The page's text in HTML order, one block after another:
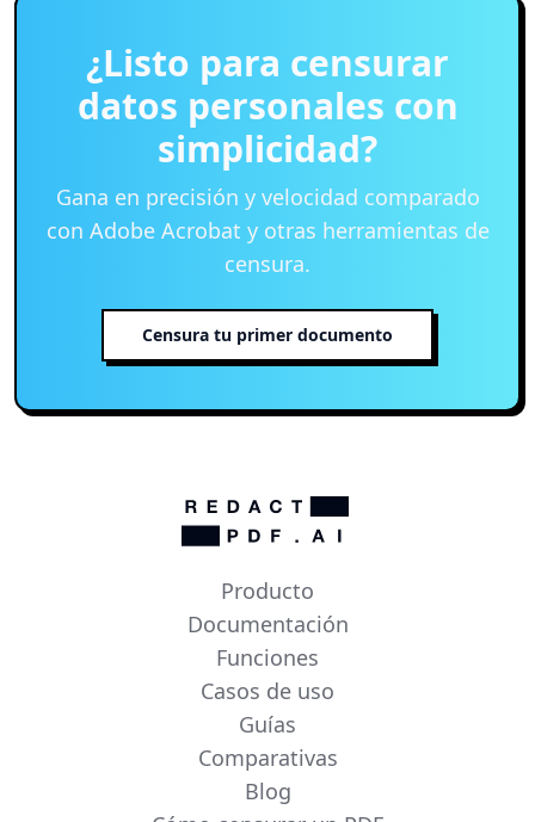
¿Listo para censurar
datos personales con
simplicidad?
Gana en precisión y velocidad comparado
con Adobe Acrobat y otras herramientas de
censura.
Censura tu primer documento
Producto
Documentación
Funciones
Casos de uso
Guías
Comparativas
Blog